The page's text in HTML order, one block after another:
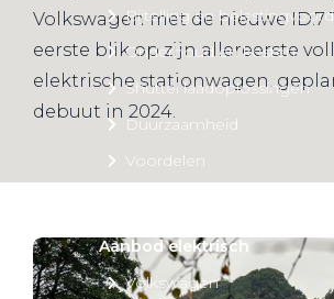
Bijtelling en
Onderhoud en kosten
Shuttel laadoplossingen
Duurzaamheid
Voordelen
Aanbod elektrisch
Volkswagen
Volkswagen met de nieuwe ID.7
eerste blik op zijn allereerste
elektrische stationwagen,
debuut in 2024.